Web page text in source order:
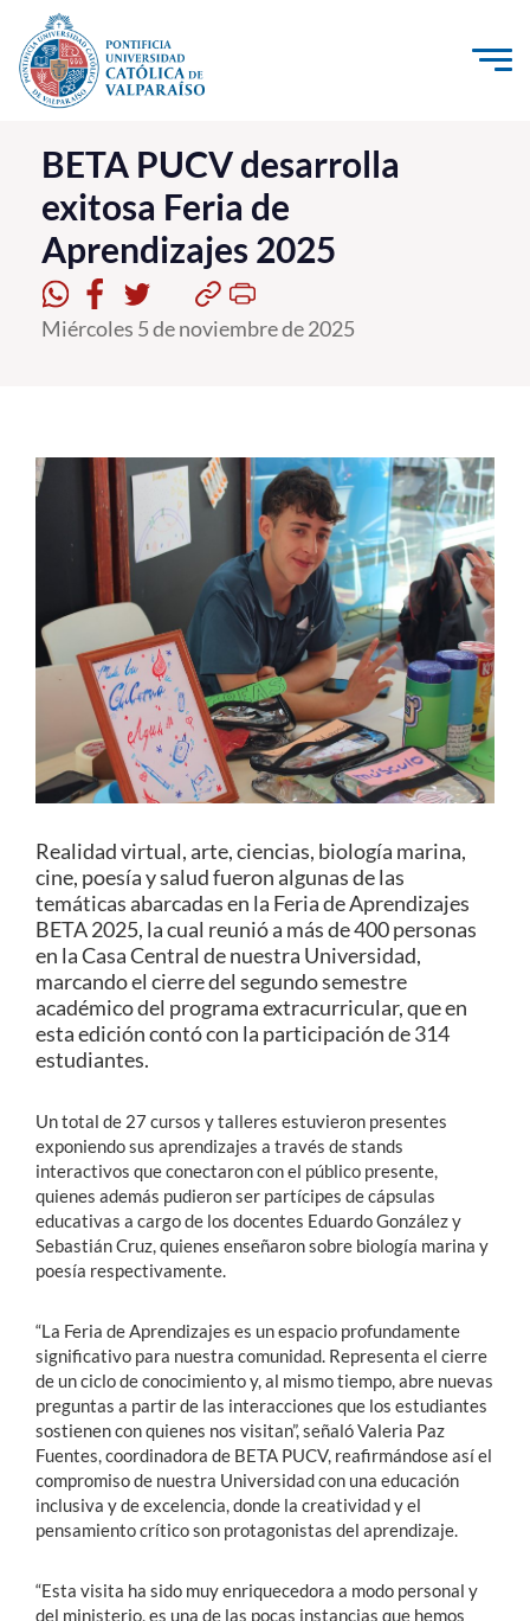
Click acá para ir directamente al contenido
La Universidad
Investigación, Creación e Innovación
PUCV Internacional
Vinculación con el Medio
Postgrado
Formación Continua
Estudiantes
Académicos
Funcionarios
BETA PUCV desarrolla
exitosa Feria de
Aprendizajes 2025
Miércoles 5 de noviembre de 2025
Realidad virtual, arte, ciencias, biología marina,
cine, poesía y salud fueron algunas de las
temáticas abarcadas en la Feria de Aprendizajes
BETA 2025, la cual reunió a más de 400 personas
en la Casa Central de nuestra Universidad,
marcando el cierre del segundo semestre
académico del programa extracurricular, que en
esta edición contó con la participación de 314
estudiantes.
Un total de 27 cursos y talleres estuvieron presentes
exponiendo sus aprendizajes a través de stands
interactivos que conectaron con el público presente,
quienes además pudieron ser partícipes de cápsulas
educativas a cargo de los docentes Eduardo González y
Sebastián Cruz, quienes enseñaron sobre biología marina y
poesía respectivamente.
“La Feria de Aprendizajes es un espacio profundamente
significativo para nuestra comunidad. Representa el cierre
de un ciclo de conocimiento y, al mismo tiempo, abre nuevas
preguntas a partir de las interacciones que los estudiantes
sostienen con quienes nos visitan”, señaló Valeria Paz
Fuentes, coordinadora de BETA PUCV, reafirmándose así el
compromiso de nuestra Universidad con una educación
inclusiva y de excelencia, donde la creatividad y el
pensamiento crítico son protagonistas del aprendizaje.
“Esta visita ha sido muy enriquecedora a modo personal y
del ministerio, es una de las pocas instancias que hemos